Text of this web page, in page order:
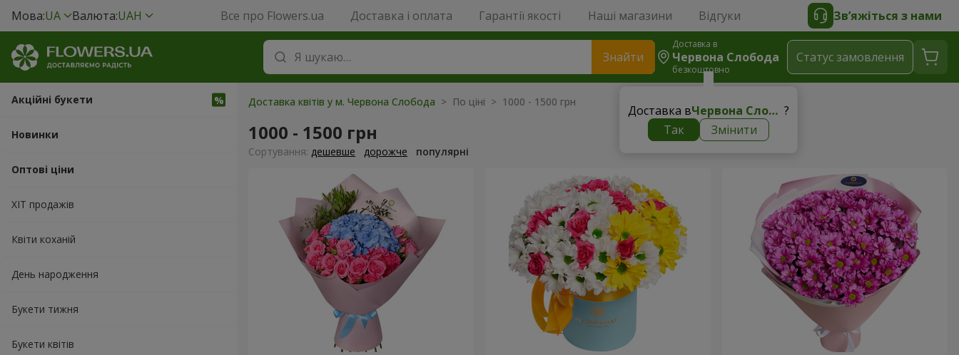
Мова:UA Валюта:UAH Все про Flowers.ua Доставка і оплата Гарантії якості Наші магазини Відгуки Зв’яжіться з нами
Знайти
Доставка в
Червона Слобода
безкоштовно
Доставка в Червона Слобода ?
Так
Змінити
Статус замовлення
Акційні букети
Новинки
Оптові ціни
ХІТ продажів
Квіти коханій
День народження
Букети тижня
Букети квітів
Доставка квітів у м. Червона Слобода > По ціні > 1000 - 1500 грн
1000 - 1500 грн
Сортування: дешевше дорожче популярні